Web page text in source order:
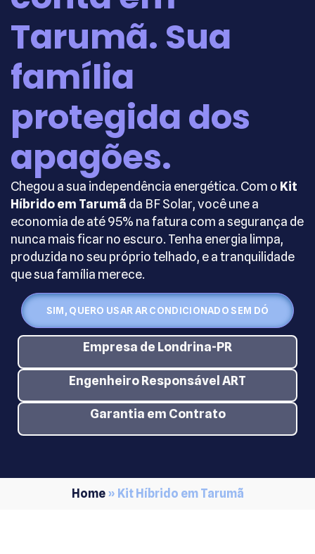
Tarumã. Sua
família
protegida dos
apagões.
Chegou a sua independência energética. Com o Kit
Híbrido em Tarumã da BF Solar, você une a
economia de até 95% na fatura com a segurança de
nunca mais ficar no escuro. Tenha energia limpa,
produzida no seu próprio telhado, e a tranquilidade
que sua família merece.
SIM, QUERO USAR AR CONDICIONADO SEM DÓ
Empresa de Londrina-PR
Engenheiro Responsável ART
Garantia em Contrato
Home» Kit Híbrido em Tarumã